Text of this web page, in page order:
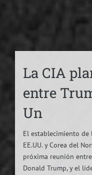
La CIA
entre
Un
El establecimiento
EE.UU. y Corea del
próxima reunión
Donald Trump, y el